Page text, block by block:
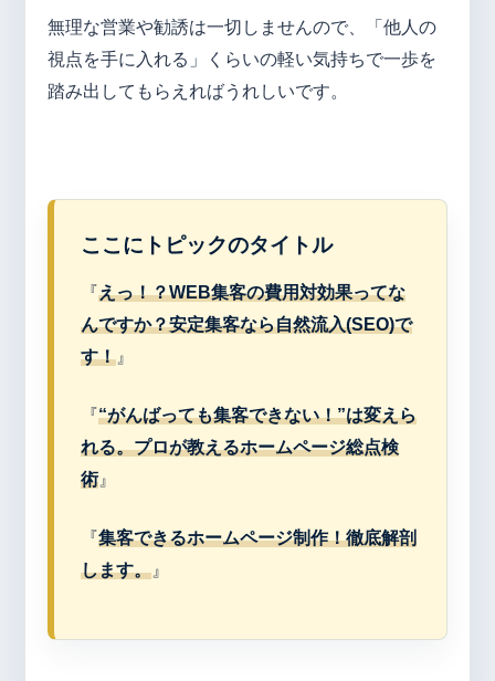
無理な営業や勧誘は一切しませんので、「他人の
視点を手に入れる」くらいの軽い気持ちで一歩を
踏み出してもらえればうれしいです。
ここにトピックのタイトル
『えっ！？WEB集客の費用対効果ってな
んですか？安定集客なら自然流入(SEO)で
す！ 』
『“がんばっても集客できない！”は変えら
れる。プロが教えるホームページ総点検
術 』
『集客できるホームページ制作！徹底解剖
します。 』